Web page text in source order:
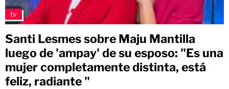
tv
Santi Lesmes sobre Maju Mantilla
luego de 'ampay' de su esposo: "Es una
mujer completamente distinta, está
feliz, radiante "